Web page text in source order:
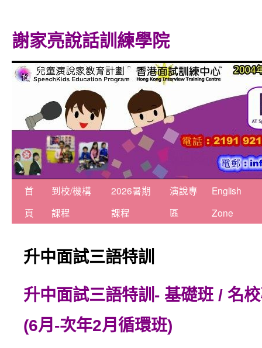
謝家亮說話訓練學院
要
容
首
頁
到校/機構
課程
2026暑期
課程
演說專
區
English
Zone
升中面試三語特訓
升中面試三語特訓- 基礎班 / 名
(6月-次年2月循環班)